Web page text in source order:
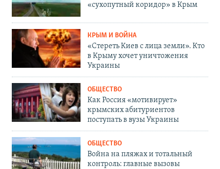
«сухопутный коридор» в Крым
КРЫМ И ВОЙНА
«Стереть Киев с лица земли». Кто
в Крыму хочет уничтожения
Украины
ОБЩЕСТВО
Как Россия «мотивирует»
крымских абитуриентов
поступать в вузы Украины
ОБЩЕСТВО
Война на пляжах и тотальный
контроль: главные вызовы